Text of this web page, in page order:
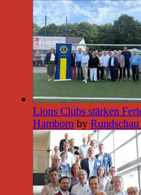
Lions Clubs stärken
Hamborn by